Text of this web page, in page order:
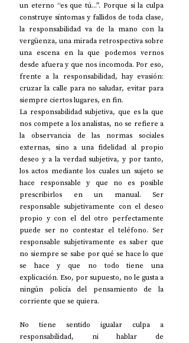
un eterno “es que tú...”. Porque si la culpa
construye síntomas y fallidos de toda clase,
la responsabilidad va de la mano con la
vergüenza, una mirada retrospectiva sobre
una escena en la que podemos vernos
desde afuera y que nos incomoda. Por eso,
frente a la responsabilidad, hay evasión:
cruzar la calle para no saludar, evitar para
siempre ciertos lugares, en fin.
La responsabilidad subjetiva, que es la que
nos compete a los analistas, no se refiere a
la observancia de las normas sociales
externas, sino a una fidelidad al propio
deseo y a la verdad subjetiva, y por tanto,
los actos mediante los cuales un sujeto se
hace responsable y que no es posible
prescribirlos en un manual. Ser
responsable subjetivamente con el deseo
propio y con el del otro perfectamente
puede ser no contestar el teléfono. Ser
responsable subjetivamente es saber que
no siempre se sabe por qué se hace lo que
se hace y que no todo tiene una
explicación. Eso, por supuesto, no le gusta a
ningún policía del pensamiento de la
corriente que se quiera.
No tiene sentido igualar culpa a
responsabilidad, ni hablar de